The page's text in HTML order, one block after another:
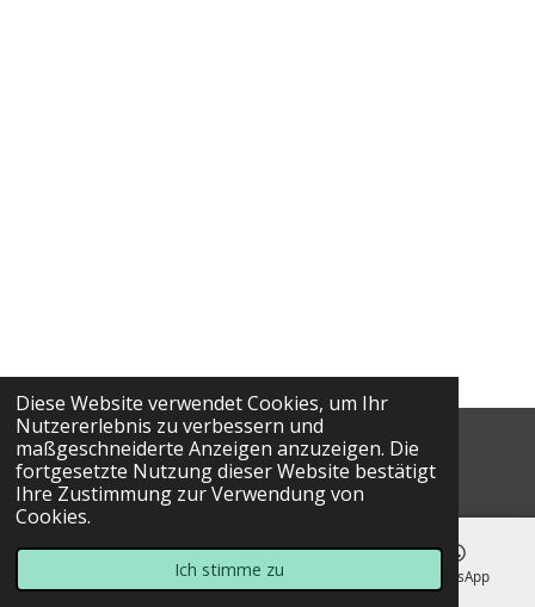
Diese Website verwendet Cookies, um Ihr
Nutzererlebnis zu verbessern und
maßgeschneiderte Anzeigen anzuzeigen. Die
fortgesetzte Nutzung dieser Website bestätigt
Ihre Zustimmung zur Verwendung von
Cookies.
Ich stimme zu
© 2025 Costa Golf Holidays
Telefon WhatsApp